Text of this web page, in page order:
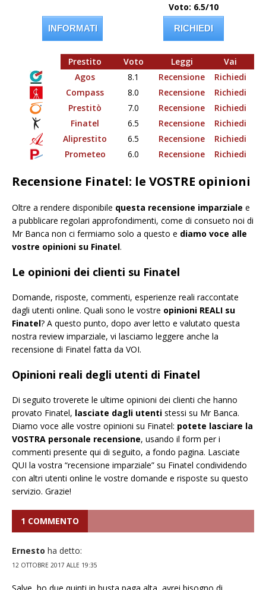
Voto: 6.5/10
INFORMATI RICHIEDI
Prestito Voto Leggi
Vai
Agos
8.1 Recensione
Richiedi
Compass
8.0 Recensione
Richiedi
Prestitò
7.0 Recensione
Richiedi
Finatel
6.5 Recensione
Richiedi
Aliprestito
6.5 Recensione
Richiedi
Prometeo
6.0 Recensione Richiedi
Recensione Finatel: le VOSTRE opinioni
Oltre a rendere disponibile questa recensione imparziale e
a pubblicare regolari approfondimenti, come di consueto noi di
Mr Banca non ci fermiamo solo a questo e diamo voce alle
vostre opinioni su Finatel.
Le opinioni dei clienti su Finatel
Domande, risposte, commenti, esperienze reali raccontate
dagli utenti online. Quali sono le vostre opinioni REALI su
Finatel? A questo punto, dopo aver letto e valutato questa
nostra review imparziale, vi lasciamo leggere anche la
recensione di Finatel fatta da VOI.
Opinioni reali degli utenti di Finatel
Di seguito troverete le ultime opinioni dei clienti che hanno
provato Finatel, lasciate dagli utenti stessi su Mr Banca.
Diamo voce alle vostre opinioni su Finatel: potete lasciare la
VOSTRA personale recensione, usando il form per i
commenti presente qui di seguito, a fondo pagina. Lasciate
QUI la vostra “recensione imparziale” su Finatel condividendo
con altri utenti online le vostre domande e risposte su questo
servizio. Grazie!
1 COMMENTO
Ernesto ha detto:
12 OTTOBRE 2017 ALLE 19:35